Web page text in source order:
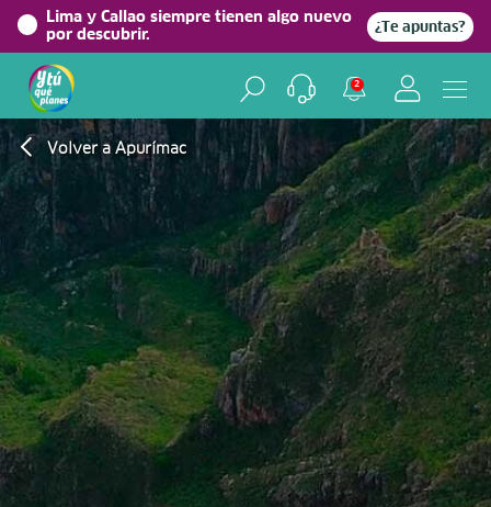
Lima y Callao siempre tienen algo nuevo
por descubrir.
¿Te apuntas?
2
Volver a Apurímac